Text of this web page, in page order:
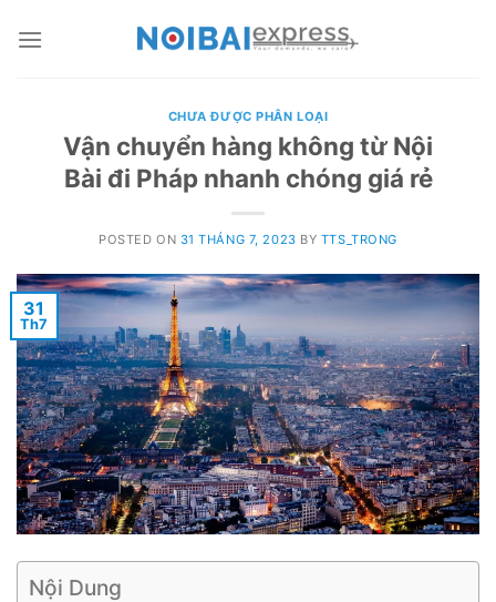
CHƯA ĐƯỢC PHÂN LOẠI
Vận chuyển hàng không từ Nội
Bài đi Pháp nhanh chóng giá rẻ
POSTED ON 31 THÁNG 7, 2023 BY TTS_TRONG
31
Th7
Nội Dung